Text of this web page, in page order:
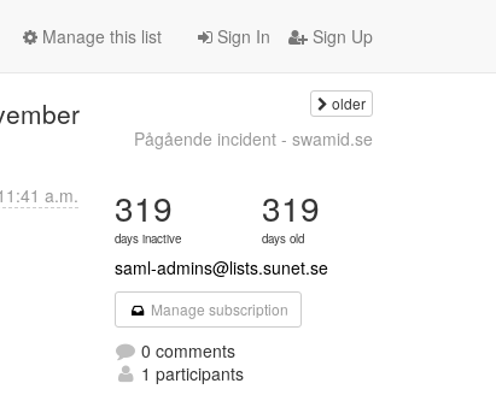
Sign In Sign Up
Manage this list
older
Pågående incident - swamid.se
a.m. 319
days inactive
319
days old
saml-admins@lists.sunet.se
Manage subscription
0 comments
1 participants